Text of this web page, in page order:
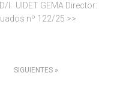
I: UIDET GEMA Director:
nº 122/25 >>
SIGUIENTES